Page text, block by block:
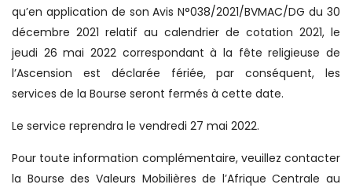
qu’en application de son Avis N°038/2021/BVMAC/DG du 30
décembre 2021 relatif au calendrier de cotation 2021, le
jeudi 26 mai 2022 correspondant à la fête religieuse de
l’Ascension est déclarée fériée, par conséquent, les
services de la Bourse seront fermés à cette date.
Le service reprendra le vendredi 27 mai 2022.
Pour toute information complémentaire, veuillez contacter
la Bourse des Valeurs Mobilières de l’Afrique Centrale au